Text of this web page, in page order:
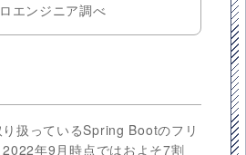
エンジニア調べ
扱っているSpring Bootのフリ
年9月時点ではおよそ7割